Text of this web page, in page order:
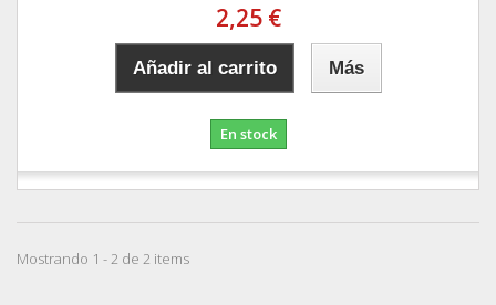
2,25 €
Añadir al carrito Más
En stock
Mostrando 1 - 2 de 2 items